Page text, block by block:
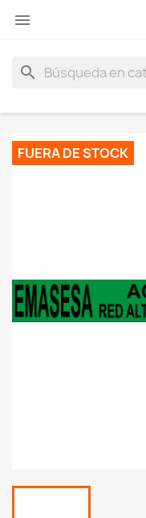
menu
search
FUERA DE STOCK